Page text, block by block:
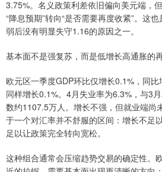
3.75%。名义政策利差依旧偏向美元端，
“降息预期”转向“是否需要再度收紧”。这
弱后没有明显失守1.16的原因之一。
基本面不是强复苏，而是低增长高通胀的
欧元区一季度GDP环比仅增长0.1%，同
同样增长0.1%。4月失业率为6.3%，与3
数约1107.5万人。增长不强，但就业端尚
于一个对汇率并不舒服的区间：增长不足
足以让政策完全转向宽松。
这种组合通常会压缩趋势交易的确定性。